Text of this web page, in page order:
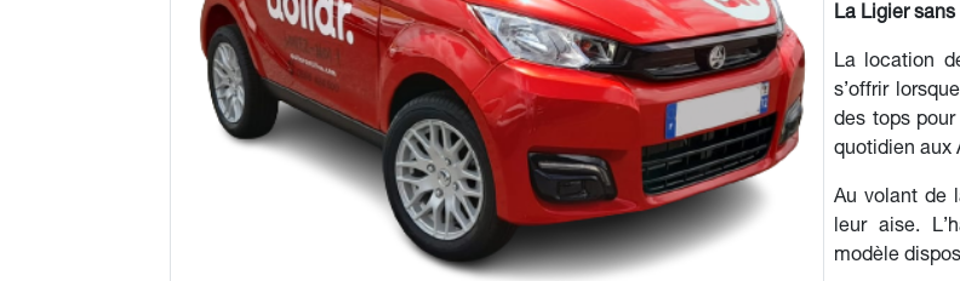
La Ligier
La location
s’offrir
des tops
quotidien aux
Au volant de
leur aise.
modèle